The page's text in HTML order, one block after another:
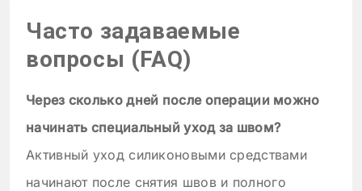
Часто задаваемые
вопросы (FAQ)
Через сколько дней после операции можно
начинать специальный уход за швом?
Активный уход силиконовыми средствами
начинают после снятия швов и полного